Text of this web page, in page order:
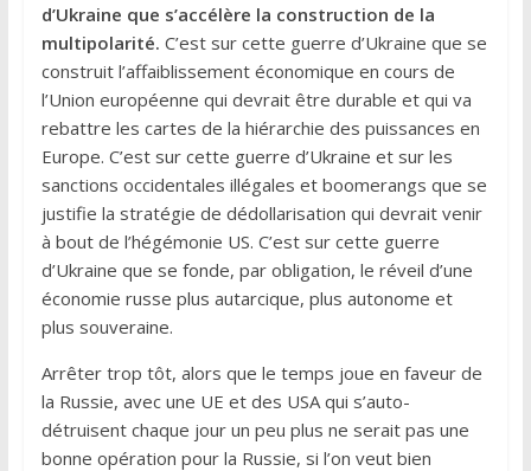
d’Ukraine que s’accélère la construction de la
multipolarité. C’est sur cette guerre d’Ukraine que se
construit l’affaiblissement économique en cours de
l’Union européenne qui devrait être durable et qui va
rebattre les cartes de la hiérarchie des puissances en
Europe. C’est sur cette guerre d’Ukraine et sur les
sanctions occidentales illégales et boomerangs que se
justifie la stratégie de dédollarisation qui devrait venir
à bout de l’hégémonie US. C’est sur cette guerre
d’Ukraine que se fonde, par obligation, le réveil d’une
économie russe plus autarcique, plus autonome et
plus souveraine.
Arrêter trop tôt, alors que le temps joue en faveur de
la Russie, avec une UE et des USA qui s’auto-
détruisent chaque jour un peu plus ne serait pas une
bonne opération pour la Russie, si l’on veut bien